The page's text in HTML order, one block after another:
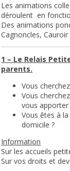
Les animations
déroulent en
Des animations
Cagnoncles,
1 – Le Relais
parents.
Vous
Vous
vous
Vous êtes à
domicile ?
Information
Sur les accueils
Sur vos droits et